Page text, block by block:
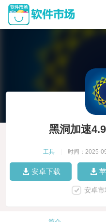
黑洞加速
工具 时间：2025-
安卓下载
安卓